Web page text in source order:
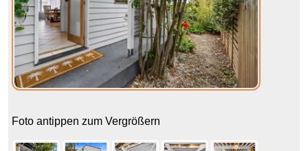
Foto antippen zum Vergrößern